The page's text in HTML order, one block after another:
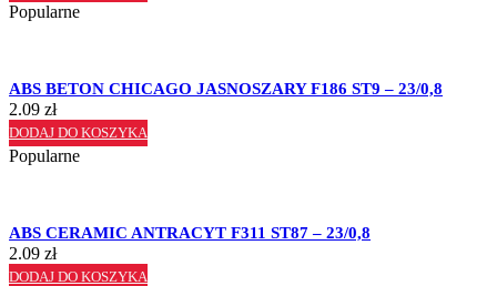
Popularne
ABS BETON CHICAGO JASNOSZARY F186 ST9 – 23/0,8
2.09 zł
DODAJ DO KOSZYKA
Popularne
ABS CERAMIC ANTRACYT F311 ST87 – 23/0,8
2.09 zł
DODAJ DO KOSZYKA